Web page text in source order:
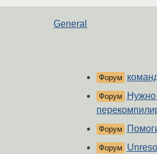
General
Форум
Форум
Нужно
Форум
Форум